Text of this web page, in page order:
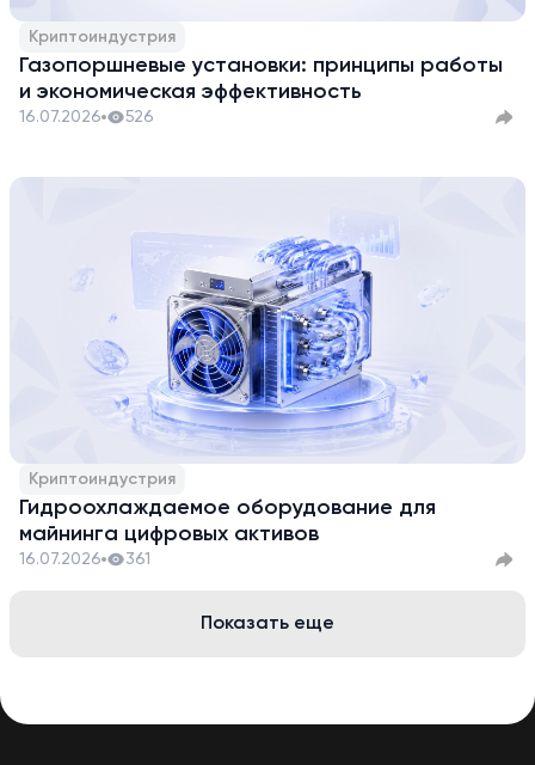
Криптоиндустрия
Газопоршневые установки: принципы работы
и экономическая эффективность
16.07.2026 526
Криптоиндустрия
Гидроохлаждаемое оборудование для
майнинга цифровых активов
16.07.2026 361
Показать еще